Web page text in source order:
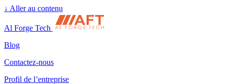
↓ Aller au contenu
Al Forge Tech
Blog
Contactez-nous
Profil de l’entreprise